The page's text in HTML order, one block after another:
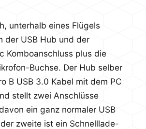
unterhalb eines Flügels
der USB Hub und der
Komboanschluss plus die
Buchse. Der Hub selber
B USB 3.0 Kabel mit dem PC
stellt zwei Anschlüsse
ein ganz normaler USB
zweite ist ein Schnelllade-